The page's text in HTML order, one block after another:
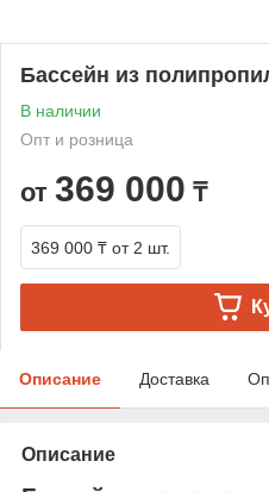
Бассейн из
В наличии
Опт и розница
от 369 000 ₸
369 000 ₸ от 2 шт.
Описание Доставка
Описание